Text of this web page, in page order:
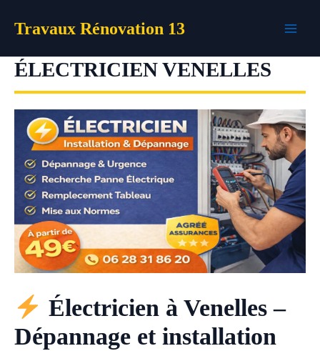
Travaux Rénovation 13
ÉLECTRICIEN VENELLES
Électricien à Venelles –
Dépannage et installation